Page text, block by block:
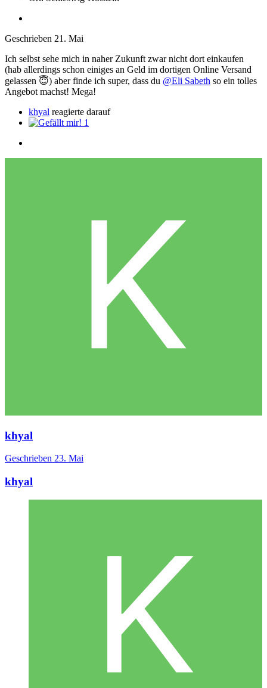
Geschrieben 21. Mai
Ich selbst sehe mich in naher Zukunft zwar nicht dort einkaufen
(hab allerdings schon einiges an Geld im dortigen Online Versand
gelassen 😇) aber finde ich super, dass du @Eli Sabeth so ein tolles
Angebot machst! Mega!
khyal reagierte darauf
1
khyal
Geschrieben 23. Mai
khyal